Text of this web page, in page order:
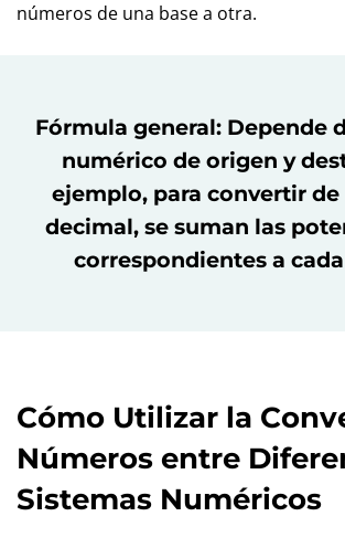
números de una base a otra.
Fórmula general: Depende
numérico de origen y
ejemplo, para convertir
decimal, se suman las
correspondientes a
Cómo Utilizar la
Números entre
Sistemas Numéricos